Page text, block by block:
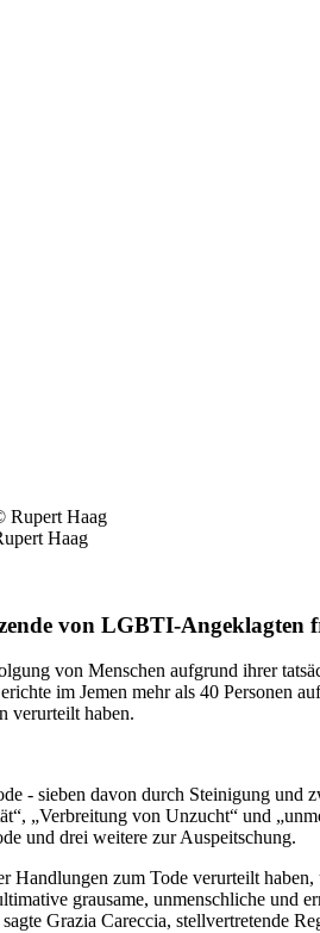
Haag
von LGBTI-Angeklagten
von Menschen aufgrund ihrer
im Jemen mehr als 40 Personen
verurteilt haben.
- sieben davon durch Steinigung
„Verbreitung von Unzucht“ und
und drei weitere zur Auspeitschung.
zum Tode verurteilt
grausame, unmenschliche und
Grazia Careccia, stellvertretende